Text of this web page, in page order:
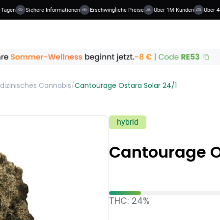
Sichere Informationen Erschwingliche Preise Über 1M Kunden Über
Cannabis/Cantourage Ostara Solar 24/1
hybrid
Cantourage
THC: 24%